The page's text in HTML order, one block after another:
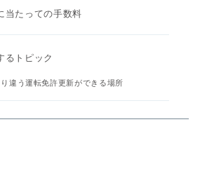
当たっての手数料
るトピック
違う運転免許更新ができる場所